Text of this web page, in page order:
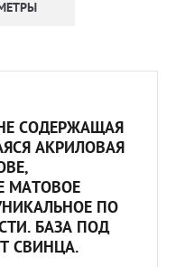
СОДЕРЖАЩАЯ
АКРИЛОВАЯ
МАТОВОЕ
ПО
БАЗА ПОД
СВИНЦА.